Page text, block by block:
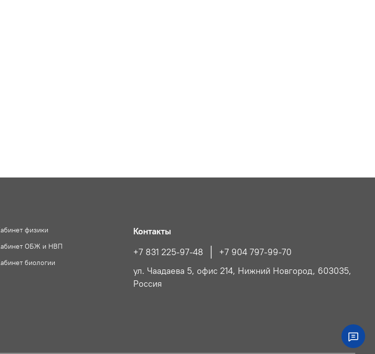
физики
ОБЖ и НВП
биологии
Контакты
+7 831 225-97-48
+7 904 797-99-70
ул. Чаадаева 5, офис 214, Нижний Новгород, 603035,
Россия